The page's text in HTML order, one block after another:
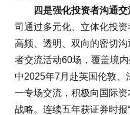
四是强化投资者沟通交
司通过多元化、立体化投
高频、透明、双向的密切
者交流活动60场，覆盖境
中2025年7月赴英国伦敦、
一专场交流，积极向国际
战略。连续五年获证券时报